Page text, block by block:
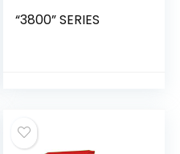
“3800” SERIES